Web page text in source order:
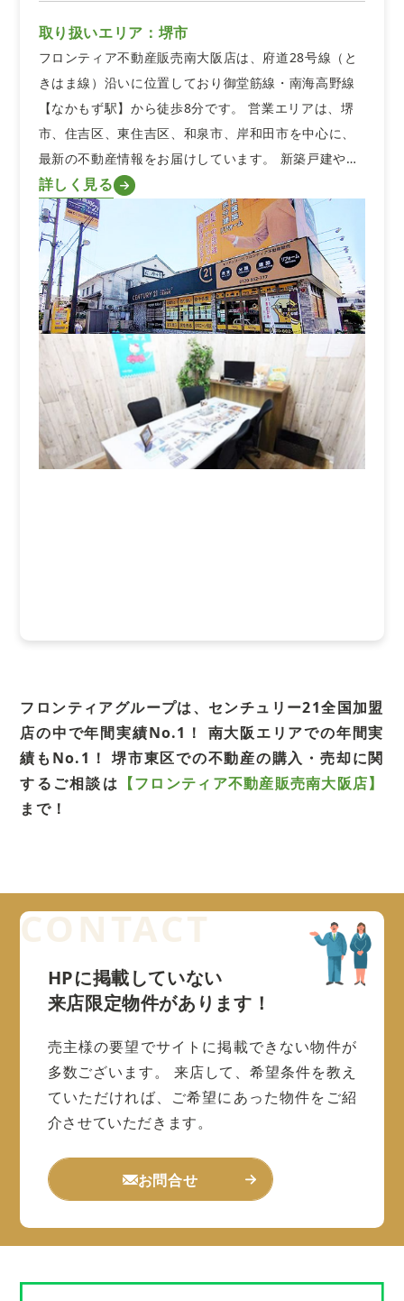
取り扱いエリア：堺市
フロンティア不動産販売南大阪店は、府道28号線（と
きはま線）沿いに位置しており御堂筋線・南海高野線
【なかもず駅】から徒歩8分です。 営業エリアは、堺
市、住吉区、東住吉区、和泉市、岸和田市を中心に、
最新の不動産情報をお届けしています。 新築戸建や…
詳しく見る
フロンティアグループは、センチュリー21全国加盟
店の中で年間実績No.1！ 南大阪エリアでの年間実
績もNo.1！堺市東区での不動産の購入・売却に関
するご相談は 【フロンティア不動産販売南大阪店】
まで！
HPに掲載していない
来店限定物件があります！
売主様の要望でサイトに掲載できない物件が
多数ございます。
来店して、希望条件を教え
ていただければ、ご希望にあった物件をご紹
介させていただきます。
お問合せ